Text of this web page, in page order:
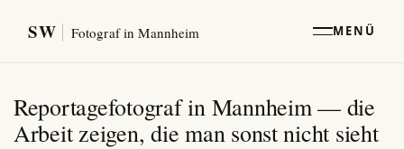
SW Fotograf in Mannheim MENÜ
Reportagefotograf in Mannheim — die
Arbeit zeigen, die man sonst nicht sieht